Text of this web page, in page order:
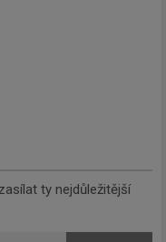
ty nejdůležitější